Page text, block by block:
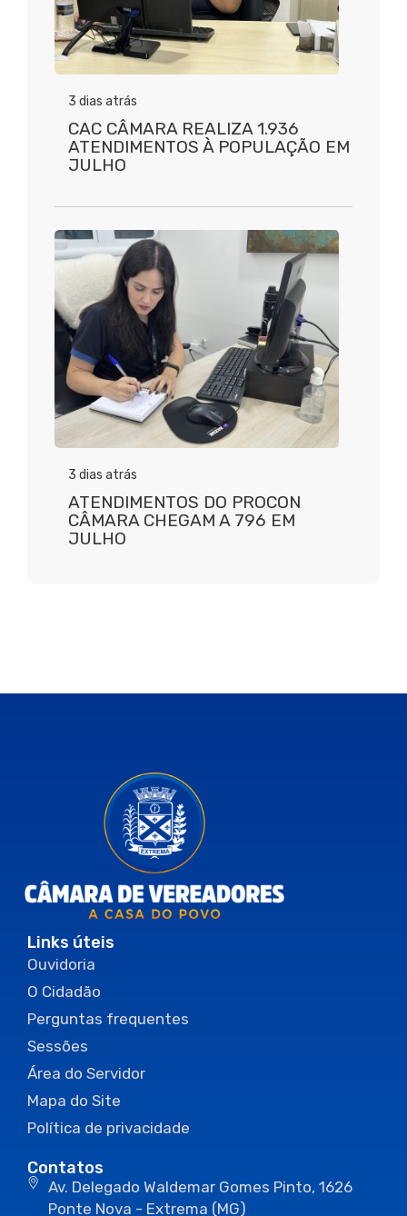
3 dias atrás
CAC CÂMARA REALIZA 1.936
ATENDIMENTOS À POPULAÇÃO EM
JULHO
3 dias atrás
ATENDIMENTOS DO PROCON
CÂMARA CHEGAM A 796 EM
JULHO
Links úteis
Ouvidoria
O Cidadão
Perguntas frequentes
Sessões
Área do Servidor
Mapa do Site
Política de privacidade
Contatos
Av. Delegado Waldemar Gomes Pinto, 1626
Ponte Nova - Extrema (MG)